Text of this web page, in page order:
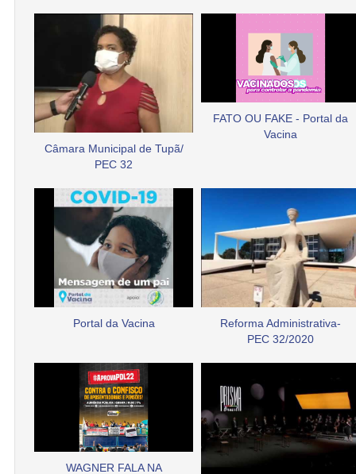
Câmara Municipal de Tupã/
PEC 32
FATO OU FAKE - Portal da
Vacina
Portal da Vacina
Reforma Administrativa-
PEC 32/2020
WAGNER FALA NA